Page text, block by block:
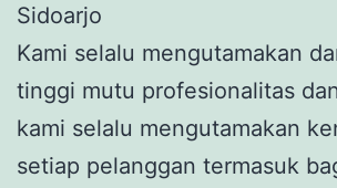
Sidoarjo
Kami selalu mengutamakan
tinggi mutu profesionalitas
kami selalu mengutamakan
setiap pelanggan termasuk